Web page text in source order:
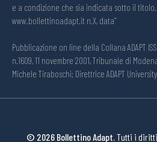
e a condizione che sia indicata sotto il
www.bollettinoadapt.it n.X, data“
Pubblicazione on line della Collana ADAPT
n.1609, 11 novembre 2001, Tribunale di
Michele Tiraboschi; Direttrice ADAPT
© 2026 Bollettino Adapt.Tutti i